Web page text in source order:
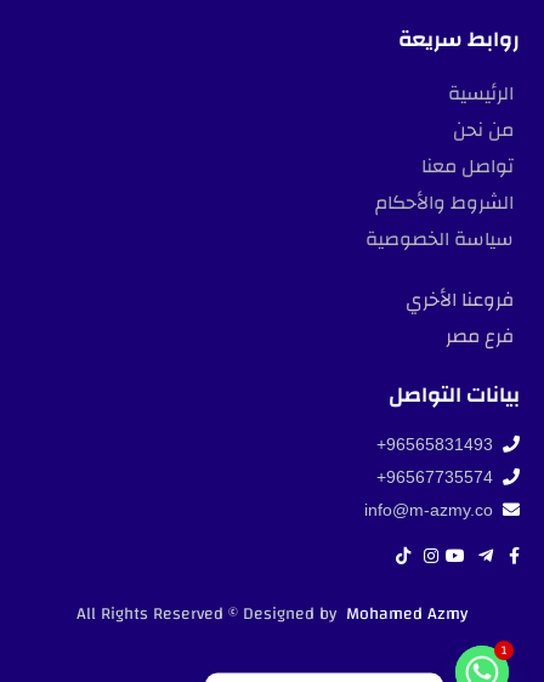
روابط سريعة
الرئيسية
من نحن
تواصل معنا
الشروط والأحكام
سياسة الخصوصية
فروعنا الأخري
فرع مصر
بيانات التواصل
96565831493+
96567735574+
info@m-azmy.co
All Rights Reserved © Designed by Mohamed Azmy